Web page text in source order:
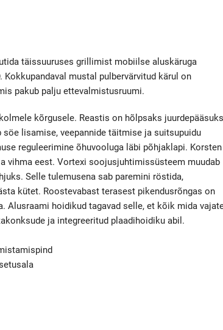
täissuuruses grillimist mobiilse aluskäruga
Kokkupandaval mustal pulbervärvitud kärul on
pakub palju ettevalmistusruumi.
kõrgusele. Reastis on hõlpsaks juurdepääsuks
söe lisamise, veepannide täitmise ja suitsupuidu
reguleerimine õhuvooluga läbi põhjaklapi. Korsten
vihma eest. Vortexi soojusjuhtimissüsteem muudab
Selle tulemusena sab paremini röstida,
kütet. Roostevabast terasest pikendusrõngas on
Alusraami hoidikud tagavad selle, et kõik mida
ja integreeritud plaadihoidiku abil.